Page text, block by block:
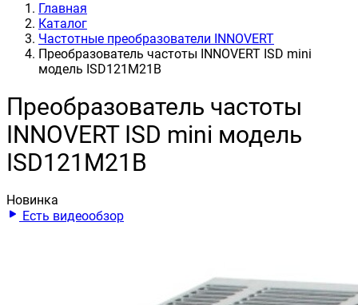
Главная
Каталог
Частотные преобразователи INNOVERT
Преобразователь частоты INNOVERT ISD mini
модель ISD121M21B
Преобразователь частоты
INNOVERT ISD mini модель
ISD121M21B
Новинка
Есть видеообзор